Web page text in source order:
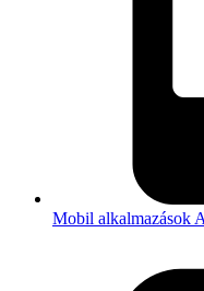
Mobil alkalmazások